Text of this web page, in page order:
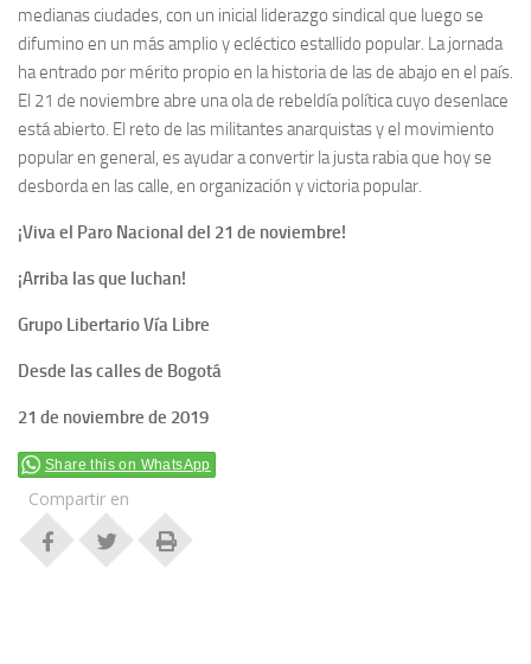
medianas ciudades, con un inicial liderazgo sindical que luego se
difumino en un más amplio y ecléctico estallido popular. La jornada
ha entrado por mérito propio en la historia de las de abajo en el país.
El 21 de noviembre abre una ola de rebeldía política cuyo desenlace
está abierto. El reto de las militantes anarquistas y el movimiento
popular en general, es ayudar a convertir la justa rabia que hoy se
desborda en las calle, en organización y victoria popular.
¡Viva el Paro Nacional del 21 de noviembre!
¡Arriba las que luchan!
Grupo Libertario Vía Libre
Desde las calles de Bogotá
21 de noviembre de 2019
Share this on WhatsApp
Compartir en